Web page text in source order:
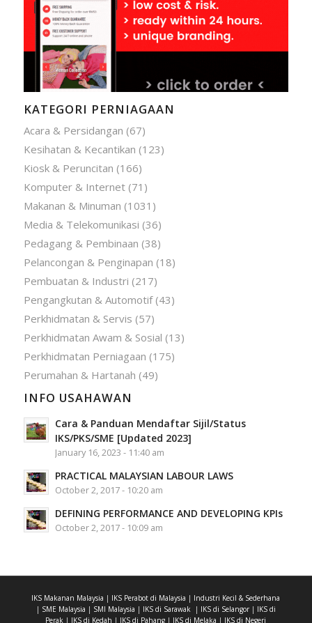
KATEGORI PERNIAGAAN
Acara & Persidangan (67)
Kesihatan & Kecantikan (123)
Kiosk & Peruncitan (166)
Komputer & Internet(71)
Makanan & Minuman (1031)
Media & Telekomunikasi (36)
Pedagang & Pembinaan (38)
Pelancongan & Penginapan (18)
Pembuatan & Industri (217)
Pengangkutan & Automotif(43)
Perkhidmatan & Servis (57)
Perkhidmatan Awam & Sosial (13)
Perkhidmatan Perniagaan (175)
Perumahan & Hartanah (49)
INFO USAHAWAN
Cara & Panduan Mendaftar Sijil/Status
IKS/PKS/SME [Updated 2023]
January 16, 2023 - 11:40 am
PRACTICAL MALAYSIAN LABOUR LAWS
October 2, 2017 - 10:20 am
DEFINING PERFORMANCE AND DEVELOPING KPIs
October 2, 2017 - 10:09 am
IKS Makanan Malaysia | IKS Perabot di Malaysia | Industri Kecil & Sederhana
| SME Malaysia | SMI Malaysia | IKS di Sarawak| IKS di Selangor| IKS di
Perak | IKS di Kedah | IKS di Pahang | IKS di Melaka | IKS di Negeri